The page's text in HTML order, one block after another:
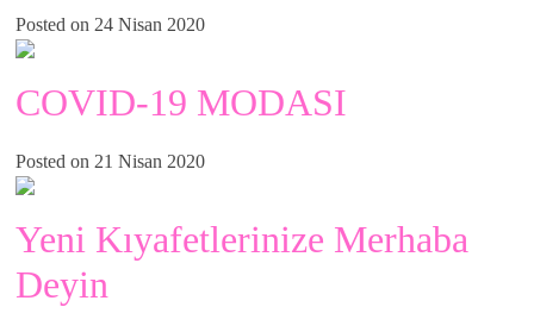
Posted on 24 Nisan 2020
COVID-19 MODASI
Posted on 21 Nisan 2020
Yeni Kıyafetlerinize Merhaba
Deyin